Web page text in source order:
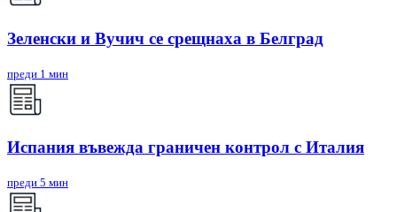
Зеленски и Вучич се срещнаха в Белград
преди 1 мин
Испания въвежда граничен контрол с Италия
преди 5 мин